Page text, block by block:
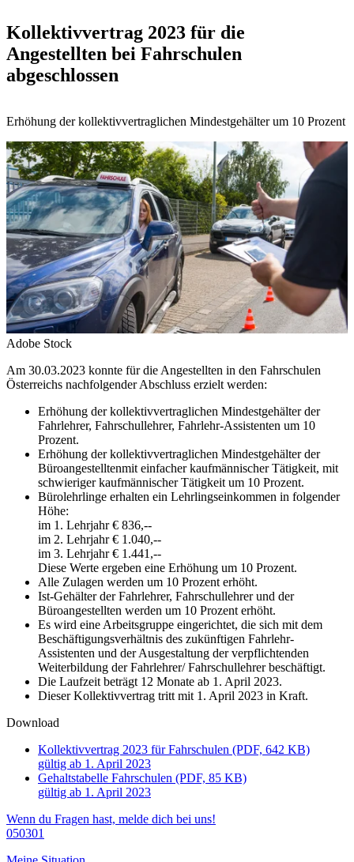
Kollektivvertrag 2023 für die
Angestellten bei Fahrschulen
abgeschlossen
Erhöhung der kollektivvertraglichen Mindestgehälter um 10 Prozent
Adobe Stock
Am 30.03.2023 konnte für die Angestellten in den Fahrschulen
Österreichs nachfolgender Abschluss erzielt werden:
Erhöhung der kollektivvertraglichen Mindestgehälter der
Fahrlehrer, Fahrschullehrer, Fahrlehr-Assistenten um 10
Prozent.
Erhöhung der kollektivvertraglichen Mindestgehälter der
Büroangestelltenmit einfacher kaufmännischer Tätigkeit, mit
schwieriger kaufmännischer Tätigkeit um 10 Prozent.
Bürolehrlinge erhalten ein Lehrlingseinkommen in folgender
Höhe:
im 1. Lehrjahr € 836,--
im 2. Lehrjahr € 1.040,--
im 3. Lehrjahr € 1.441,--
Diese Werte ergeben eine Erhöhung um 10 Prozent.
Alle Zulagen werden um 10 Prozent erhöht.
Ist-Gehälter der Fahrlehrer, Fahrschullehrer und der
Büroangestellten werden um 10 Prozent erhöht.
Es wird eine Arbeitsgruppe eingerichtet, die sich mit dem
Beschäftigungsverhältnis des zukünftigen Fahrlehr-
Assistenten und der Ausgestaltung der verpflichtenden
Weiterbildung der Fahrlehrer/ Fahrschullehrer beschäftigt.
Die Laufzeit beträgt 12 Monate ab 1. April 2023.
Dieser Kollektivvertrag tritt mit 1. April 2023 in Kraft.
Download
Kollektivvertrag 2023 für Fahrschulen (PDF, 642 KB)
gültig ab 1. April 2023
Gehaltstabelle Fahrschulen (PDF, 85 KB)
gültig ab 1. April 2023
Wenn du Fragen hast, melde dich bei uns!
050301